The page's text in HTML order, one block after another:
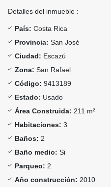
Detalles del inmueble :
País: Costa Rica
Provincia: San José
Ciudad: Escazú
Zona: San Rafael
Código: 9413189
Estado: Usado
Área Construida: 211 m²
Habitaciones: 3
Baños: 2
Baño medio: Si
Parqueo: 2
Año construcción: 2010